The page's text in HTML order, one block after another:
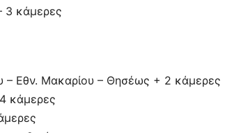
3 κάμερες
– Εθν. Μακαρίου – Θησέως + 2 κάμερες
κάμερες